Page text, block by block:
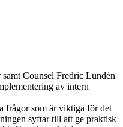
Counsel Fredric Lundén
av intern
frågor som är viktiga för det
syftar till att ge praktisk